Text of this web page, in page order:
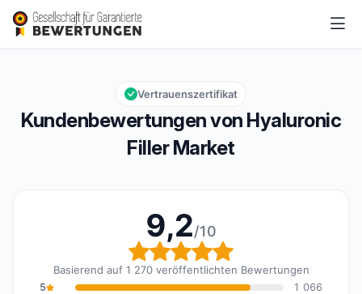
Hyaluronic Filler Market
Gesamtbewertung: 9,2 von 10
9,2/10
Kundenbewertungen von Hyaluronic
Filler Market
Vertrauenszertifikat
9,2/10
Gesamtbewertung: 9,2
Basierend auf 1 270 veröffentlichten Bewertungen
5
1 066